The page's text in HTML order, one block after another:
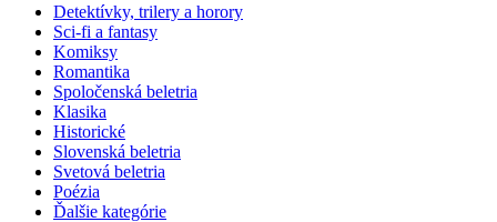
Detektívky, trilery a horory
Sci-fi a fantasy
Komiksy
Romantika
Spoločenská beletria
Klasika
Historické
Slovenská beletria
Svetová beletria
Poézia
Ďalšie kategórie